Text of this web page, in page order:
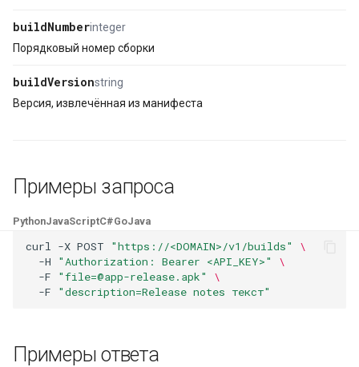
buildNumberinteger
Порядковый номер сборки
buildVersionstring
Версия, извлечённая из манифеста
Примеры запроса
PythonJavaScriptC#GoJava
curl -X POST "https://<DOMAIN>/v1/builds"
\
-H
"Authorization: Bearer <API_KEY>"
\
-F
"file=@app-release.apk"
\
-F
"description=Release notes текст"
Примеры ответа